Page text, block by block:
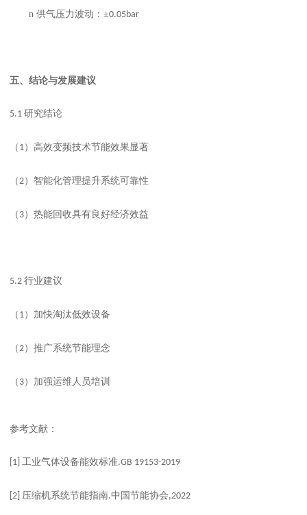
n 供气压力波动： ±0.05bar
五、 结论与发展建议
5.1 研究结论
（ 1）高效变频技术节能效果显著
（2）智能化管理提升系统可靠性
（ 3）热能回收具有良好经济效益
5.2 行业建议
（ 1）加快淘汰低效设备
（2）推广系统节能理念
（ 3）加强运维人员培训
参考文献：
[1] 工业气体设备能效标准.GB 19153-2019
[2] 压缩机系统节能指南.中国节能协会,2022